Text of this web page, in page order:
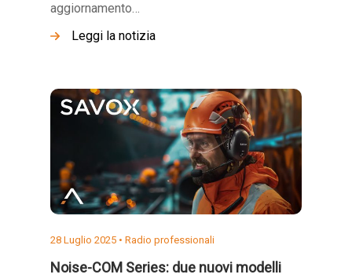
aggiornamento…
Leggi la notizia
28 Luglio 2025 • Radio professionali
Noise-COM Series: due nuovi modelli